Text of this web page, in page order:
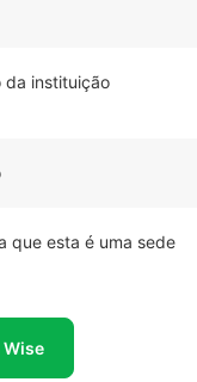
da instituição
que esta é uma sede